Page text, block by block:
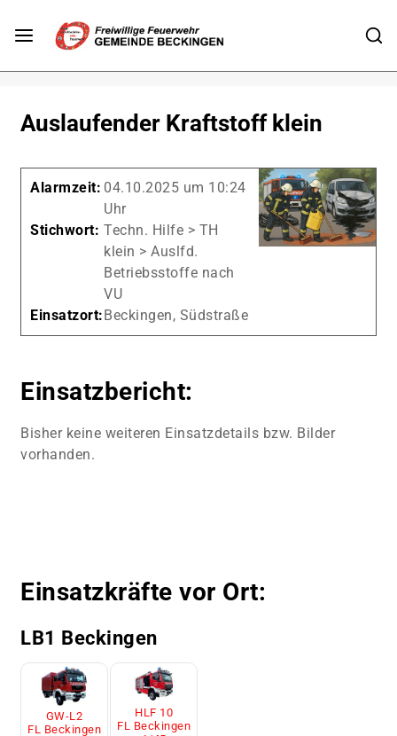
Auslaufender Kraftstoff klein
Alarmzeit: 04.10.2025 um 10:24
Uhr
Stichwort: Techn. Hilfe > TH
klein > Auslfd.
Betriebsstoffe nach
VU
Einsatzort:Beckingen, Südstraße
Einsatzbericht:
Bisher keine weiteren Einsatzdetails bzw. Bilder
vorhanden.
Einsatzkräfte vor Ort:
LB1 Beckingen
GW-L2
FL Beckingen
HLF 10
FL Beckingen